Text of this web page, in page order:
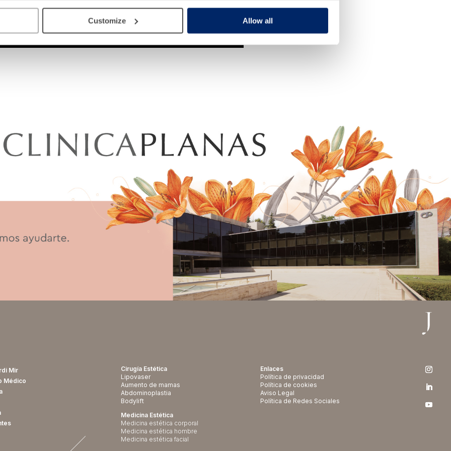
Customize Allow all
Mir
Médico
Cirugía Estética
Lipovaser
Aumento de mamas
Abdominoplastia
Bodylift
Medicina Estética
Medicina estética corporal
Medicina estética hombre
Medicina estética facial
Enlaces
Política de privacidad
Política de cookies
Aviso Legal
Política de Redes Sociales